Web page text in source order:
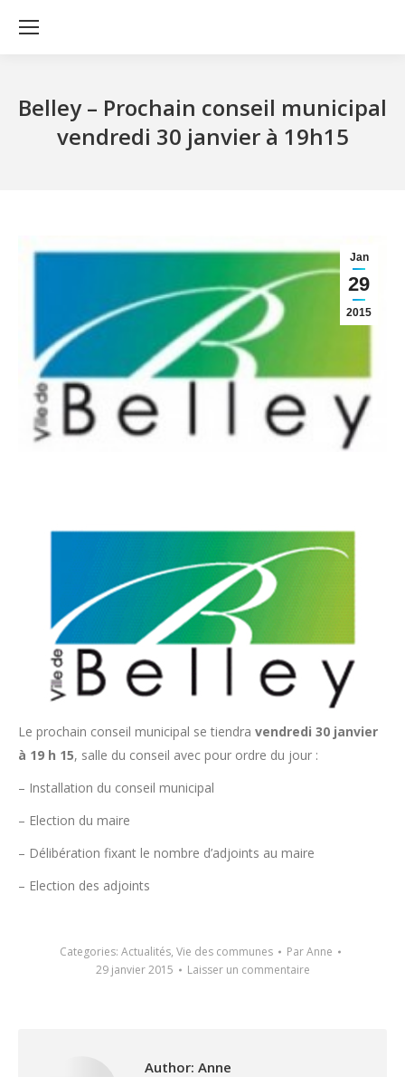
Belley – Prochain conseil municipal
vendredi 30 janvier à 19h15
Jan
29
2015
Le prochain conseil municipal se tiendra vendredi 30 janvier
à 19 h 15, salle du conseil avec pour ordre du jour :
– Installation du conseil municipal
– Election du maire
– Délibération fixant le nombre d’adjoints au maire
– Election des adjoints
Categories: Actualités, Vie des communes ParAnne
29 janvier 2015
Laisser un commentaire
Author: Anne